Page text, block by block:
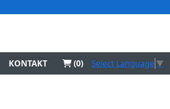
KONTAKT (0) Select Language▼